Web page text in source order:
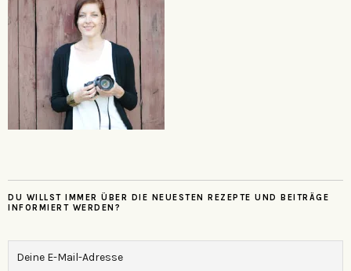
DU WILLST IMMER ÜBER DIE NEUESTEN REZEPTE UND BEITRÄGE
INFORMIERT WERDEN?